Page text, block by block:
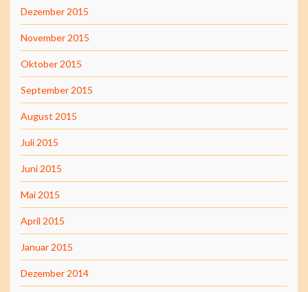
Dezember 2015
November 2015
Oktober 2015
September 2015
August 2015
Juli 2015
Juni 2015
Mai 2015
April 2015
Januar 2015
Dezember 2014